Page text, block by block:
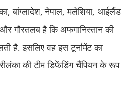
बांग्लादेश, नेपाल, मलेशिया, थाईलैंड
गौरतलब है कि अफगानिस्तान की
है, इसलिए वह इस टूर्नामेंट का
की टीम डिफेंडिंग चैंपियन के रूप